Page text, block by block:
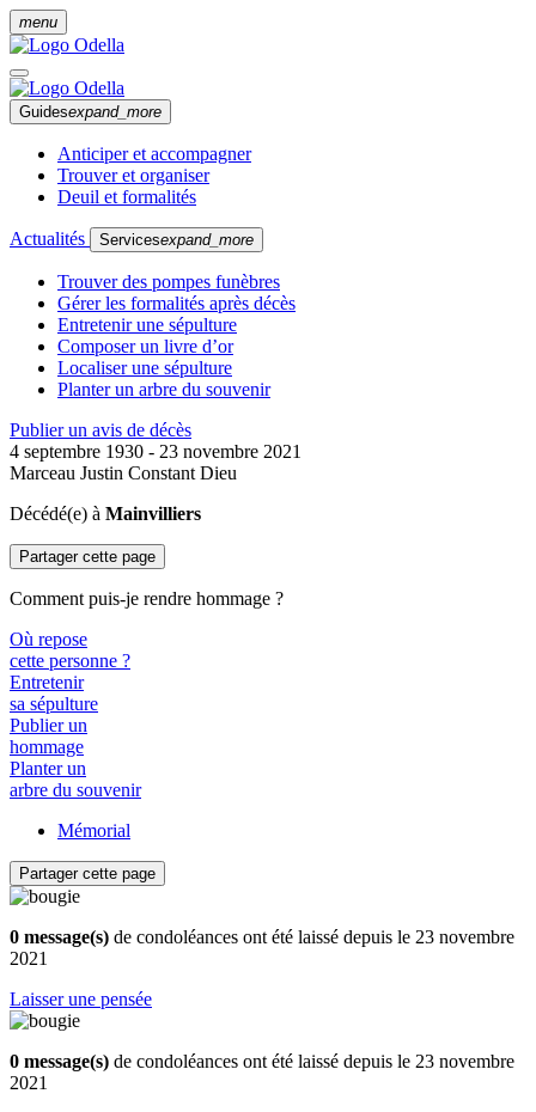
menu
Guidesexpand_more
Anticiper et accompagner
Trouver et organiser
Deuil et formalités
Actualités Servicesexpand_more
Trouver des pompes funèbres
Gérer les formalités après décès
Entretenir une sépulture
Composer un livre d’or
Localiser une sépulture
Planter un arbre du souvenir
Publier un avis de décès
4 septembre 1930 - 23 novembre 2021
Marceau Justin Constant Dieu
Décédé(e) à Mainvilliers
Partager cette page
Comment puis-je rendre hommage ?
Où repose
cette personne ?
Entretenir
sa sépulture
Publier un
hommage
Planter un
arbre du souvenir
Mémorial
Partager cette page
0 message(s) de condoléances ont été laissé depuis le 23 novembre
2021
Laisser une pensée
0 message(s) de condoléances ont été laissé depuis le 23 novembre
2021